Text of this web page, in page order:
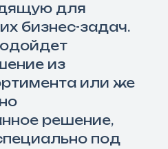
для
бизнес-задач.
из
или же
решение,
под